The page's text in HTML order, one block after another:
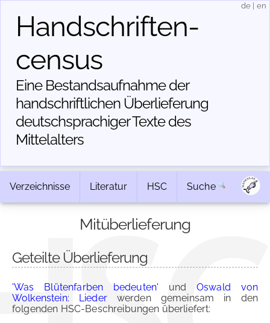
Handschriften­
census
Eine Bestandsaufnahme der
handschriftlichen Über­lieferung
deutschsprachiger Texte des
Mittelalters
de en
Verzeichnisse Literatur HSC Suche
Mitüberlieferung
Geteilte Überlieferung
'Was Blütenfarben bedeuten' und Oswald von
Wolkenstein: Liederwerden gemeinsam in den
folgenden HSC-Beschreibungen überliefert: